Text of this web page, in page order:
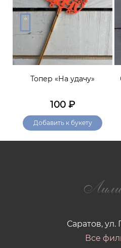
Топер «На удачу»
100 ₽
Добавить к букету
Саратов, ул.
Все